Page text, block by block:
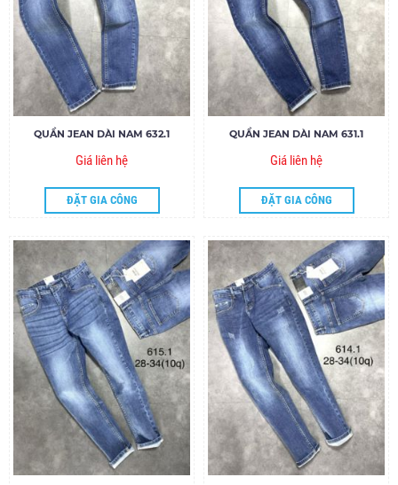
QUẦN JEAN DÀI NAM 632.1
Giá liên hệ
ĐẶT GIA CÔNG
QUẦN JEAN DÀI NAM 631.1
Giá liên hệ
ĐẶT GIA CÔNG